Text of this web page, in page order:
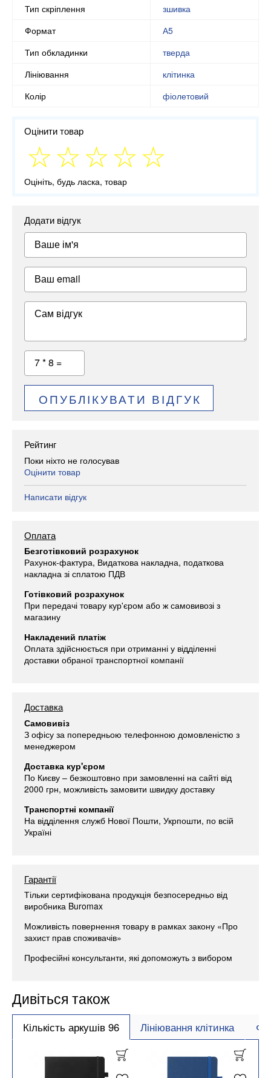
Тип скріплення
зшивка
Формат
А5
Тип обкладинки
тверда
Лініювання
клітинка
Колір
фіолетовий
Оцінити товар
Оцініть, будь ласка, товар
Додати відгук
Ваше ім'я
Ваш email
Сам відгук
7 * 8 =
ОПУБЛІКУВАТИ ВІДГУК
Рейтинг
Поки ніхто не голосував
Оцінити товар
Написати відгук
Оплата
Безготівковий розрахунок
Рахунок-фактура, Видаткова накладна, податкова
накладна зі сплатою ПДВ
Готівковий розрахунок
При передачі товару кур'єром або ж самовивозі з
магазину
Накладений платіж
Оплата здійснюється при отриманні у відділенні
доставки обраної транспортної компанії
Доставка
Самовивіз
З офісу за попередньою телефонною домовленістю з
менеджером
Доставка кур'єром
По Києву – безкоштовно при замовленні на сайті від
2000 грн, можливість замовити швидку доставку
Транспортні компанії
На відділення служб Нової Пошти, Укрпошти, по всій
Україні
Гарантії
Тільки сертифікована продукція безпосередньо від
виробника Buromax
Можливість повернення товару в рамках закону «Про
захист прав споживачів»
Професійні консультанти, які допоможуть з вибором
Дивіться також
Кількість аркушів 96 Лініювання клітинка